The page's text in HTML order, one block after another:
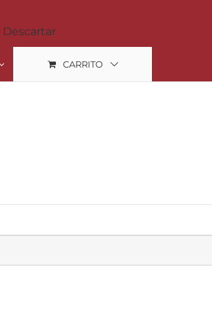
Descartar
CARRITO